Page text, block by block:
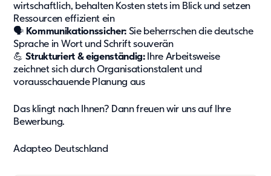
wirtschaftlich, behalten Kosten stets im Blick und setzen
Ressourcen effizient ein
🗣️ Kommunikationssicher:Sie beherrschen die deutsche
Sprache in Wort und Schrift souverän
💪 Strukturiert & eigenständig:Ihre Arbeitsweise
zeichnet sich durch Organisationstalent und
vorausschauende Planung aus
Das klingt nach Ihnen? Dann freuen wir uns auf Ihre
Bewerbung.
Adapteo Deutschland